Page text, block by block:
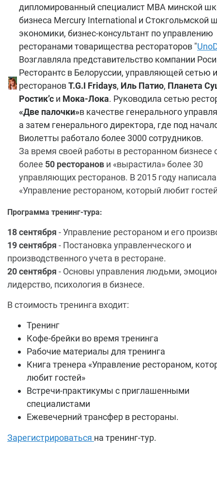
дипломированный специалист MBA минской
бизнеса Mercury International и Стокгольмской
экономики, бизнес-консультант по управлению
ресторанами товарищества рестораторов "
Возглавляла представительство компании
Ресторантс в Белоруссии, управляющей сетью
ресторановT.G.I Fridays, Иль Патио, Планета
Ростик’с и Мока-Лока. Руководила сетью
«Две палочки»в качестве генерального
а затем генерального директора, где под
Виолетты работало более 3000 сотрудников.
За время своей работы в ресторанном бизнесе
более 50 ресторанов и «вырастила» более 30
управляющих ресторанов. В 2015 году
«Управление рестораном, который любит
Программа тренинг-тура:
18 сентября - Управление рестораном и его
19 сентября - Постановка управленческого и
производственного учета в ресторане.
20 сентября - Основы управления людьми,
лидерство, психология в бизнесе.
В стоимость тренинга входит:
Тренинг
Кофе-брейки во время тренинга
Рабочие материалы для тренинга
Книга тренера «Управление рестораном,
любит гостей»
Встречи-практикумы с приглашенными
специалистами
Ежевечерний трансфер в рестораны.
Зарегистрироваться на тренинг-тур.